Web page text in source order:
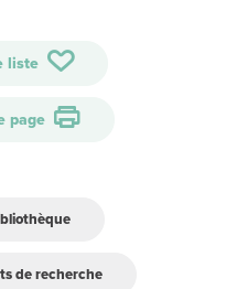
liste
page
de recherche